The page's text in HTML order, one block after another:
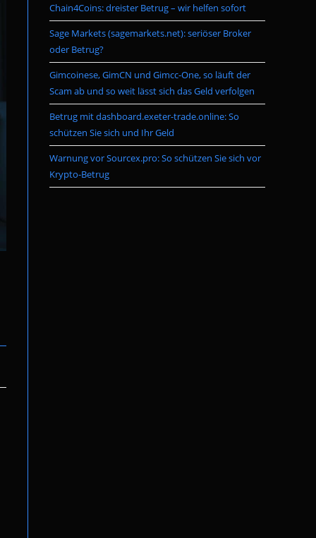
Chain4Coins: dreister Betrug – wir helfen sofort
Sage Markets (sagemarkets.net): seriöser Broker
oder Betrug?
Gimcoinese, GimCN und Gimcc-One, so läuft der
Scam ab und so weit lässt sich das Geld verfolgen
Betrug mit dashboard.exeter-trade.online: So
schützen Sie sich und Ihr Geld
Warnung vor Sourcex.pro: So schützen Sie sich vor
Krypto-Betrug